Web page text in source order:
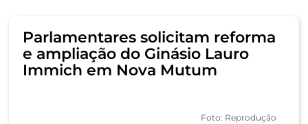
Parlamentares solicitam reforma
e ampliação do Ginásio Lauro
Immich em Nova Mutum
Foto: Reprodução